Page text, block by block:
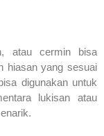
atau cermin bisa
hiasan yang sesuai
digunakan untuk
lukisan atau